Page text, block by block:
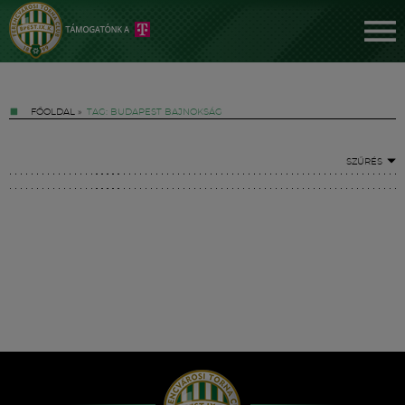
FŐOLDAL » TAG: BUDAPEST BAJNOKSÁG
SZŰRÉS
Hírek